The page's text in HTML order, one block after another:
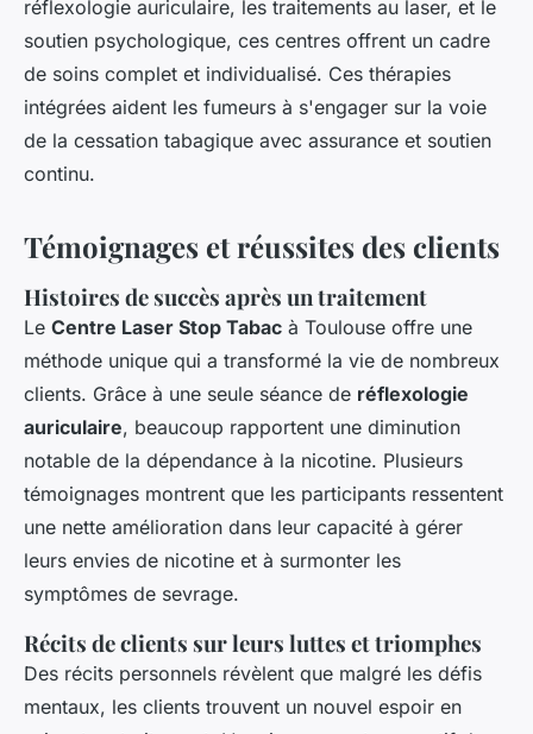
réflexologie auriculaire, les traitements au laser, et le
soutien psychologique, ces centres offrent un cadre
de soins complet et individualisé. Ces thérapies
intégrées aident les fumeurs à s'engager sur la voie
de la cessation tabagique avec assurance et soutien
continu.
Témoignages et réussites des clients
Histoires de succès après un traitement
Le Centre Laser Stop Tabac à Toulouse offre une
méthode unique qui a transformé la vie de nombreux
clients. Grâce à une seule séance de réflexologie
auriculaire, beaucoup rapportent une diminution
notable de la dépendance à la nicotine. Plusieurs
témoignages montrent que les participants ressentent
une nette amélioration dans leur capacité à gérer
leurs envies de nicotine et à surmonter les
symptômes de sevrage.
Récits de clients sur leurs luttes et triomphes
Des récits personnels révèlent que malgré les défis
mentaux, les clients trouvent un nouvel espoir en